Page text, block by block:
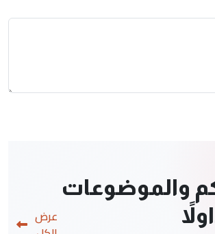
والموضوعات
عرض